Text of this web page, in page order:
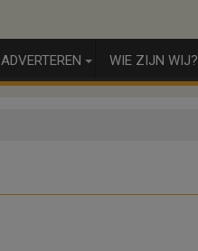
ADVERTEREN WIE ZIJN WIJ?